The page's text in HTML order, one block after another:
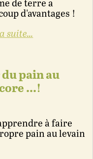
de terre a
d'avantages !
suite...
pain au
...!
à faire
pain au levain